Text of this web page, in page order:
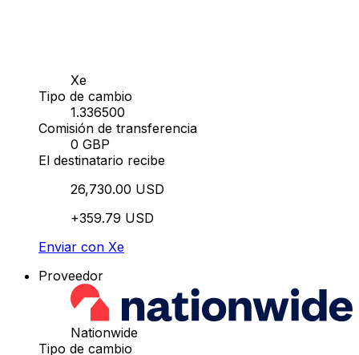
Xe
Tipo de cambio
1.336500
Comisión de transferencia
0 GBP
El destinatario recibe
26,730.00 USD
+359.79 USD
Enviar con Xe
Proveedor
Nationwide
Tipo de cambio